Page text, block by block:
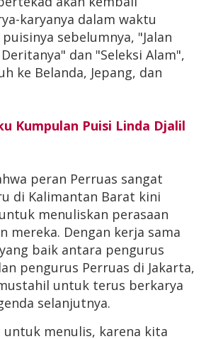
karyanya dalam waktu
sebelumnya, "Jalan
dan "Seleksi Alam",
ke Belanda, Jepang, dan
Kumpulan Puisi Linda Djalil
peran Perruas sangat
di Kalimantan Barat kini
menuliskan perasaan
mereka. Dengan kerja sama
baik antara pengurus
pengurus Perruas di Jakarta,
untuk terus berkarya
selanjutnya.
untuk menulis, karena kita